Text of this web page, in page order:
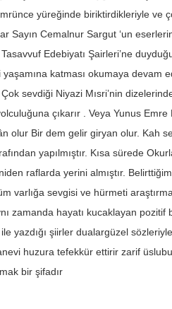
yüreğinde biriktirdikleriyle ve
Sayın Cemalnur Sargut ‘un
Edebiyatı Şairleri’ne
katması okumaya devam
sevdiği Niyazi Mısri’nin
çıkarır . Veya Yunus
olur Bir dem gelir giryan olur. Kah
yapılmıştır. Kısa sürede
raflarda yerini almıştır.
varlığa sevgisi ve hürmeti
zamanda hayatı kucaklayan
yazdığı şiirler dualargüzel
huzura tefekkür ettirir zarif
bir şifadır